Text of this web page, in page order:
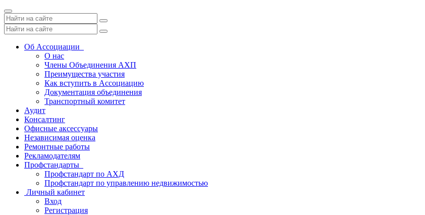
Toggle
navigation
Об Ассоциации
О нас
Члены Объединения АХП
Преимущества участия
Как вступить в Ассоциацию
Документация объединения
Транспортный комитет
Аудит
Консалтинг
Офисные аксессуары
Независимая оценка
Ремонтные работы
Рекламодателям
Профстандарты
Профстандарт по АХД
Профстандарт по управлению недвижимостью
Личный кабинет
Вход
Регистрация